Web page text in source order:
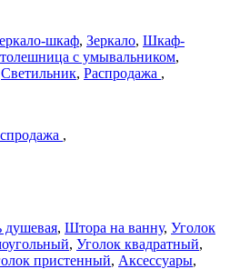
шкаф, Зеркало, Шкаф-
с умывальником,
Светильник, Распродажа ,
,
душевая, Штора на ванну, Уголок
, Уголок квадратный,
пристенный, Аксессуары,